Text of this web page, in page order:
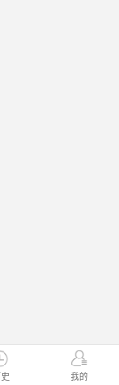
史 我的